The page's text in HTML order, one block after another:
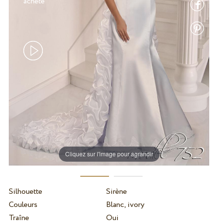
Cliquez sur l'image pour agrandir
Silhouette
Sirène
Couleurs
Blanc, ivory
Traîne
Oui